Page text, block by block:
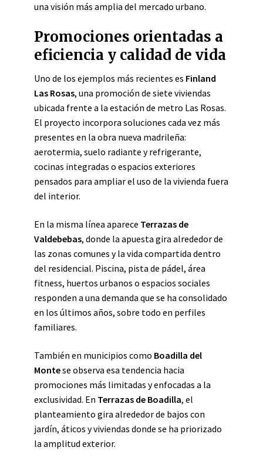
una visión más amplia del mercado urbano.
Promociones orientadas a
eficiencia y calidad de vida
Uno de los ejemplos más recientes es Finland
Las Rosas, una promoción de siete viviendas
ubicada frente a la estación de metro Las Rosas.
El proyecto incorpora soluciones cada vez más
presentes en la obra nueva madrileña:
aerotermia, suelo radiante y refrigerante,
cocinas integradas o espacios exteriores
pensados para ampliar el uso de la vivienda fuera
del interior.
En la misma línea aparece Terrazas de
Valdebebas, donde la apuesta gira alrededor de
las zonas comunes y la vida compartida dentro
del residencial. Piscina, pista de pádel, área
fitness, huertos urbanos o espacios sociales
responden a una demanda que se ha consolidado
en los últimos años, sobre todo en perfiles
familiares.
También en municipios como Boadilla del
Montese observa esa tendencia hacia
promociones más limitadas y enfocadas a la
exclusividad. En Terrazas de Boadilla, el
planteamiento gira alrededor de bajos con
jardín, áticos y viviendas donde se ha priorizado
la amplitud exterior.